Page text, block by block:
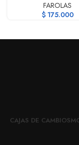
FAROLAS
$175.000
CAJAS DE CAMBIOS